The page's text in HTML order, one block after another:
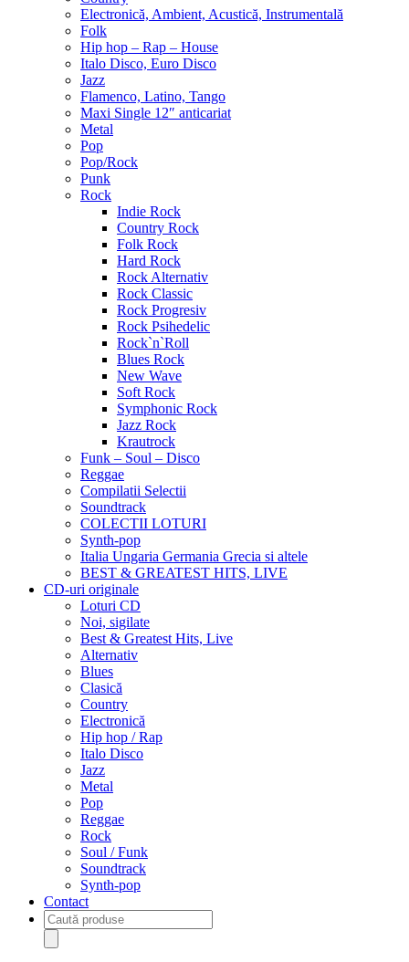
Electronică, Ambient, Acustică, Instrumentală
Folk
Hip hop – Rap – House
Italo Disco, Euro Disco
Jazz
Flamenco, Latino, Tango
Maxi Single 12″ anticariat
Metal
Pop
Pop/Rock
Punk
Rock
Indie Rock
Country Rock
Folk Rock
Hard Rock
Rock Alternativ
Rock Classic
Rock Progresiv
Rock Psihedelic
Rock`n`Roll
Blues Rock
New Wave
Soft Rock
Symphonic Rock
Jazz Rock
Krautrock
Funk – Soul – Disco
Reggae
Compilatii Selectii
Soundtrack
COLECTII LOTURI
Synth-pop
Italia Ungaria Germania Grecia si altele
BEST & GREATEST HITS, LIVE
CD-uri originale
Loturi CD
Noi, sigilate
Best & Greatest Hits, Live
Alternativ
Blues
Clasică
Country
Electronică
Hip hop / Rap
Italo Disco
Jazz
Metal
Pop
Reggae
Rock
Soul / Funk
Soundtrack
Synth-pop
Contact
Products
search